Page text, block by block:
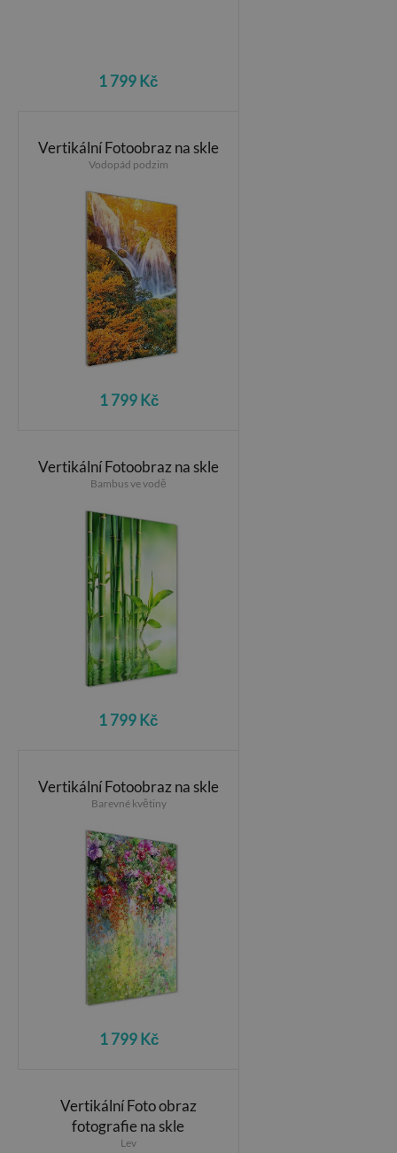
1 799 Kč
Vertikální Fotoobraz na skle
Vodopád podzim
1 799 Kč
Vertikální Fotoobraz na skle
Bambus ve vodě
1 799 Kč
Vertikální Fotoobraz na skle
Barevné květiny
1 799 Kč
Vertikální Foto obraz
fotografie na skle
Lev